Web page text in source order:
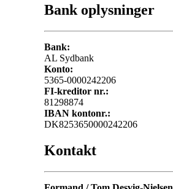
Bank oplysninger
Bank:
AL Sydbank
Konto:
5365-0000242206
FI-kreditor nr.:
81298874
IBAN kontonr.:
DK8253650000242206
Kontakt